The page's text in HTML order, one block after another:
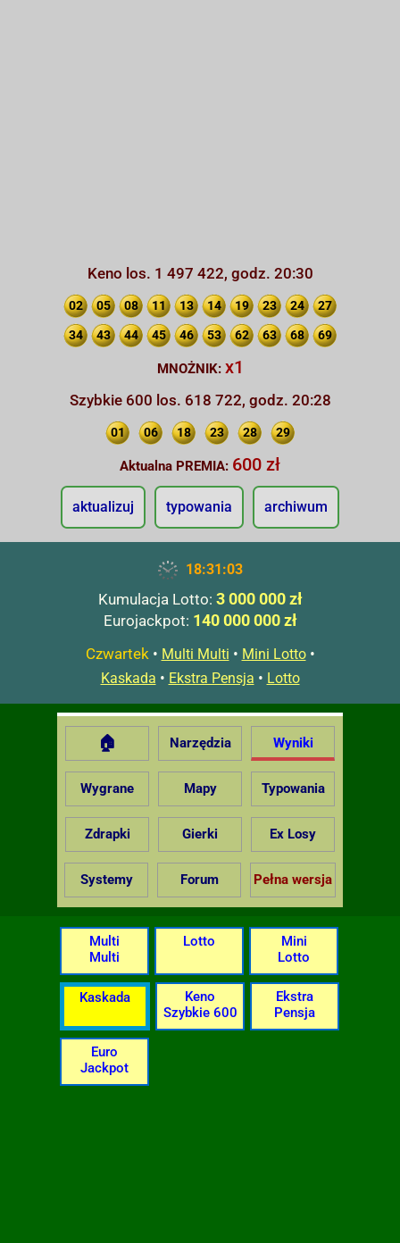
Keno los. 1 497 422, godz. 20:30
02 05 08 11 13 14 19 23 24 27
34 43 44 45 46 53 62 63 68 69
MNOŻNIK: x1
Szybkie 600 los. 618 722, godz. 20:28
01 06 18 23 28 29
Aktualna PREMIA: 600 zł
aktualizuj typowania archiwum
18:31:04
Kumulacja Lotto: 3 000 000 zł
Eurojackpot: 140 000 000 zł
Czwartek• Multi Multi • Mini Lotto•
Kaskada • Ekstra Pensja • Lotto
🏠 Narzędzia Wyniki
Wygrane Mapy Typowania
Zdrapki Gierki Ex Losy
Systemy Forum Pełna wersja
Multi
Multi
Lotto
Mini
Lotto
Kaskada
Keno
Szybkie 600
Ekstra
Pensja
Euro
Jackpot